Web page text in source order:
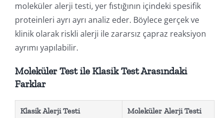
moleküler alerji testi, yer fıstığının içindeki spesifik
proteinleri ayrı ayrı analiz eder. Böylece gerçek ve
klinik olarak riskli alerji ile zararsız çapraz reaksiyon
ayrımı yapılabilir.
Moleküler Test ile Klasik Test Arasındaki
Farklar
Klasik Alerji Testi Moleküler Alerji Testi